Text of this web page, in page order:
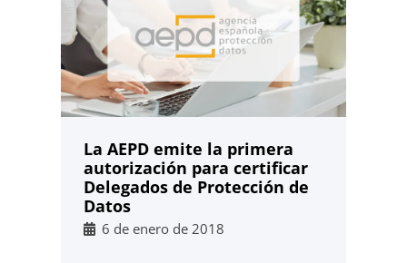
La AEPD emite la primera
autorización para certificar
Delegados de Protección de
Datos
6 de enero de 2018